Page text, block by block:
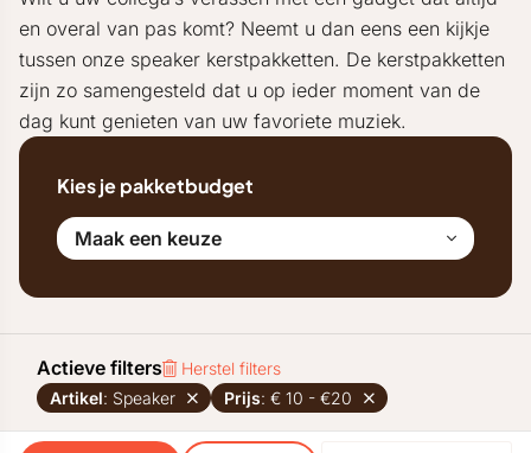
en overal van pas komt? Neemt u dan eens een kijkje
tussen onze speaker kerstpakketten. De kerstpakketten
zijn zo samengesteld dat u op ieder moment van de
dag kunt genieten van uw favoriete muziek.
Kies je pakketbudget
Maak een keuze
Actieve filters
Herstel filters
Artikel: Speaker Prijs: € 10 - €20